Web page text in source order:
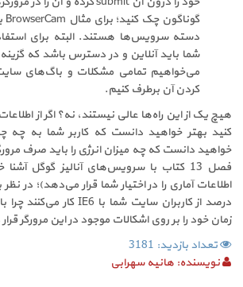
گوناگون چک کنید؛ برای مثال BrowserCam
دسته سرویس‌ها هستند. البته برای
شما باید آنلاین و در دسترس باشد که
می‌خواهیم تمامی مشکلات و باگ‌های سایت
کردن آن برطرف کنیم.
هیچ یک از این راه‌ها عالی نیستند، نه؟ اگر از
کنید بهتر خواهید دانست که کاربر شما به چه
خواهید دانست که چه میزان انرژی را باید صرف
فصل 13 کتاب با سرویس‌های آنالیز گوگل
درصد از کاربران سایت شما با IE6
زمان خود را بر روی اشکالات موجود در این مرورگر
تعداد بازدید: 3181
نویسنده: هانیه سهرابی